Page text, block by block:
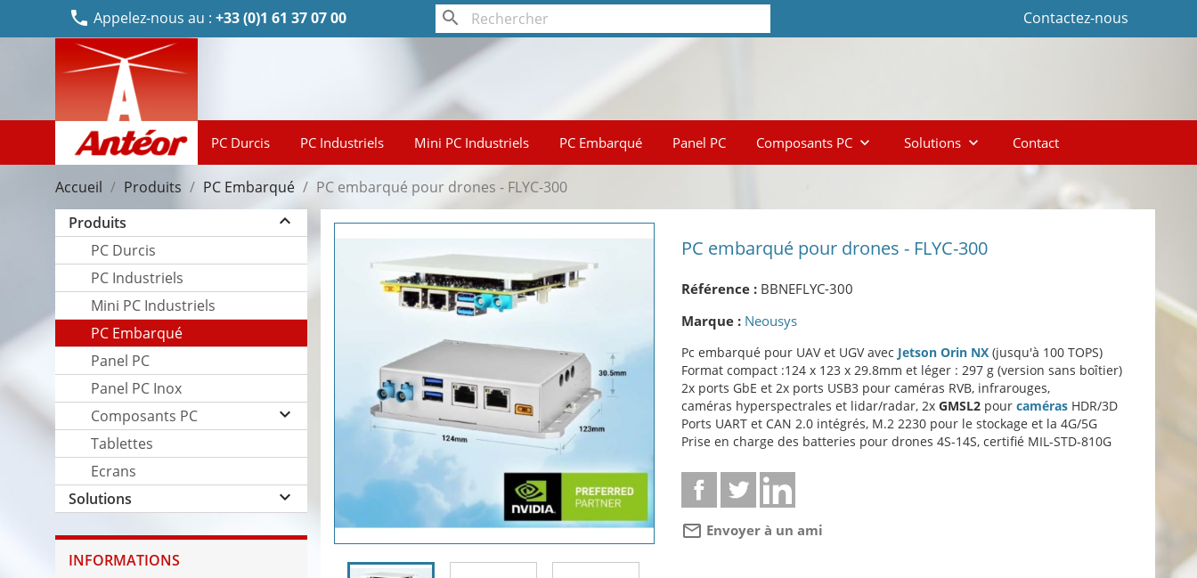
phone Appelez-nous au : +33 (0)1 61 37 07 00 search Contactez-nous
PC Durcis PC Industriels Mini PC Industriels PC Embarqué Panel PC Composants PC keyboard_arrow_down Solutions keyboard_arrow_down Contact
Accueil Produits PC Embarqué
PC embarqué pour drones - FLYC-300
Produits
keyboard_arrow_up
PC Durcis
PC Industriels
Mini PC Industriels
PC Embarqué
Panel PC
Panel PC Inox
Composants PC
keyboard_arrow_down
Tablettes
Ecrans
Solutions
keyboard_arrow_down
INFORMATIONS
PC embarqué pour drones - FLYC-300
Référence : BBNEFLYC-300
Marque : Neousys
Pc embarqué pour UAV et UGV avec Jetson Orin NX (jusqu'à 100 TOPS)
Format compact :124 x 123 x 29.8mm et léger : 297 g (version sans boîtier)
2x ports GbE et 2x ports USB3 pour caméras RVB, infrarouges,
caméras hyperspectrales et lidar/radar, 2xGMSL2 pourcaméras HDR/3D
Ports UART et CAN 2.0 intégrés, M.2 2230 pour le stockage et la 4G/5G
Prise en charge des batteries pour drones 4S-14S, certifié MIL-STD-810G
mail_outline Envoyer à un ami